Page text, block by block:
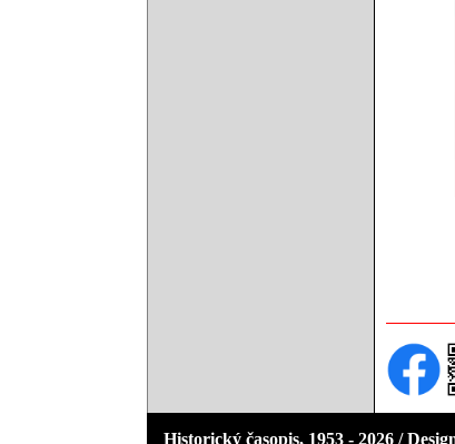
Historický časopis, 1953 - 2026 /